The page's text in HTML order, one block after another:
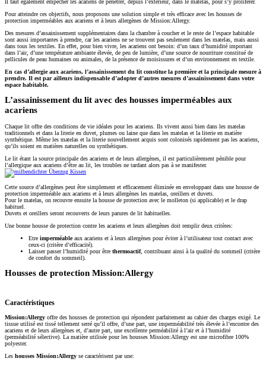
Il faut également empêcher les acariens de pénétrer, depuis l’extérieur, dans le matelas, pour s’y proliférer.
Pour atteindre ces objectifs, nous proposons une solution simple et très efficace avec les housses de
protection imperméables aux acariens et à leurs allergènes de Mission:Allergy.
Des mesures d’assainissement supplémentaires dans la chambre à coucher et le reste de l’espace habitable
sont aussi importantes à prendre, car les acariens ne se trouvent pas seulement dans les matelas, mais aussi
dans tous les textiles. En effet, pour bien vivre, les acariens ont besoin: d’un taux d’humidité important
dans l’air, d’une température ambiante élevée, de peu de lumière, d’une source de nourriture constitué de
pellicules de peau humaines ou animales, de la présence de moisissures et d’un environnement en textile.
En cas d’allergie aux acariens, l’assainissement du lit constitue la première et la principale mesure à
prendre. Il est par ailleurs indispensable d’adopter d’autres mesures d’assainissement dans votre
espace habitable.
L’assainissement du lit avec des housses imperméables aux
acariens
Chaque lit offre des conditions de vie idéales pour les acariens. Ils vivent aussi bien dans les matelas
traditionnels et dans la literie en duvet, plumes ou laine que dans les matelas et la literie en matière
synthétique. Même les matelas et la literie nouvellement acquis sont colonisés rapidement pas les acariens,
qu’ils soient en matières naturelles ou synthétiques.
Le lit étant la source principale des acariens et de leurs allergènes, il est particulièrement pénible pour
l’allergique aux acariens d’être au lit, les troubles ne tardant alors pas à se manifester.
Cette source d’allergènes peut être simplement et efficacement éliminée en enveloppant dans une housse de
protection imperméable aux acariens et à leurs allergènes les matelas, oreillers et duvets.
Pour le matelas, on recouvre ensuite la housse de protection avec le molleton (si applicable) et le drap
habituel.
Duvets et oreillers seront recouverts de leurs parures de lit habituelles.
Une bonne housse de protection contre les acariens et leurs allergènes doit remplir deux critères:
Etre imperméableaux acariens et à leurs allergènes pour éviter à l’utilisateur tout contact avec
ceux-ci (critère d’efficacité).
Laisser passer l’humidité pour être thermoactif, contribuant ainsi à la qualité du sommeil (critère
de confort du sommeil).
Housses de protection Mission:Allergy
Caractéristiques
Mission:Allergy offre des housses de protection qui répondent parfaitement au cahier des charges exigé. Le
tissue utilisé est tissé tellement serré qu’il offre, d’une part, une imperméabilité très élevée à l’encontre des
acariens et de leurs allergènes et, d’autre part, une excellente perméabilité à l’air et à l’humidité
(perméabilité sélective). La matière utilisée pour les housses Mission:Allergy est une microfibre 100%
polyester.
Les housses Mission:Allergy se caractérisent par une: